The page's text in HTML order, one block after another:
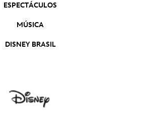
ESPECTÁCULOS
MÚSICA
DISNEY BRASIL